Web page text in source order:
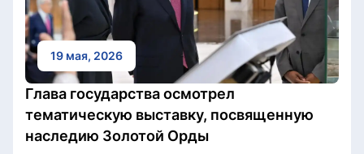
19 мая, 2026
Глава государства осмотрел
тематическую выставку, посвященную
наследию Золотой Орды